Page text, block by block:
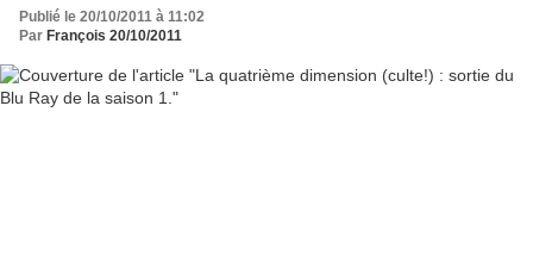
Publié le 20/10/2011 à 11:02
Par François 20/10/2011